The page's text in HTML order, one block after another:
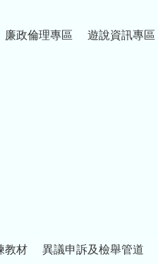
廉政倫理專區 遊說資訊專區
教材 異議申訴及檢舉管道